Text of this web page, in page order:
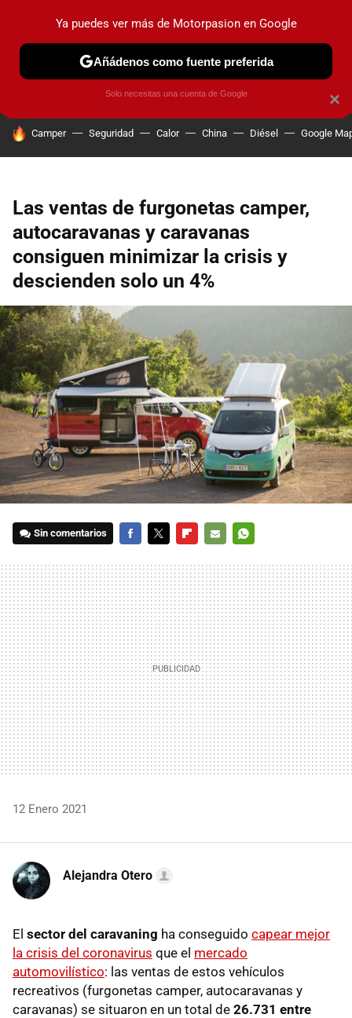
PRUEBAS COCHES ELÉCTRICOS OBSERVATORIO
HOY SE HABLA DE
Camper Seguridad Calor China Diésel Google
Las ventas de furgonetas camper,
autocaravanas y caravanas
consiguen minimizar la crisis y
descienden solo un 4%
Sin comentarios
MAIL
12 Enero 2021
Alejandra Otero
El sector del caravaning ha conseguido capear mejor
la crisis del coronavirus que el mercado
automovilístico: las ventas de estos vehículos
recreativos (furgonetas camper, autocaravanas y
caravanas) se situaron en un total de 26.731 entre
×
Ya puedes ver más de Motorpasion en Google
Añádenos como fuente preferida
Solo necesitas una cuenta de Google